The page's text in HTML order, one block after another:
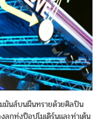
มมันส์บนผืนทรายด้วยศิลปิน
กทุ่งป็อปโมเดิร์นและท่าเต้น